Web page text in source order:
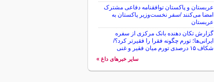
عربستان و پاکستان توافقنامه دفاعی مشترک
امضا می‌کنند /سفر نخست‌وزیر پاکستان به
عربستان
گزارش تکان‌ دهنده بانک مرکزی از سفره
ایرانی‌ها؛ تورم چگونه فقرا را فقیرتر کرد؟/
شکاف ۱۵ درصدی تورم میان فقیر و غنی
سایر خبرهای داغ »